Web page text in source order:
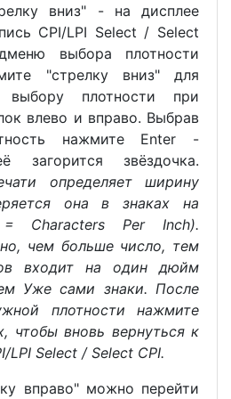
вниз" - на дисплее
CPI/LPI Select / Select
выбора плотности
"стрелку вниз" для
плотности при
влево и вправо. Выбрав
нажмите Enter -
загорится звёздочка.
определяет ширину
она в знаках на
Characters Per Inch).
чем больше число, тем
входит на один дюйм
Уже сами знаки. После
плотности нажмите
чтобы вновь вернуться к
LPI Select / Select CPI.
вправо" можно перейти